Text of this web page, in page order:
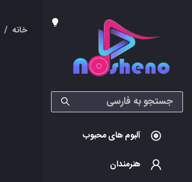
آلبوم های محبوب
هنرمندان
خانه /